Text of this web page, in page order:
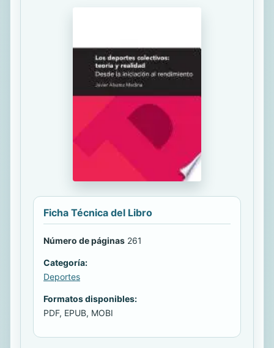
Ficha Técnica del Libro
Número de páginas 261
Categoría:
Deportes
Formatos disponibles:
PDF, EPUB, MOBI